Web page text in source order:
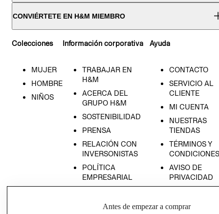
CONVIÉRTETE EN H&M MIEMBRO
Colecciones
MUJER
HOMBRE
NIÑOS
Información corporativa
TRABAJAR EN
H&M
ACERCA DEL
GRUPO H&M
SOSTENIBILIDAD
PRENSA
RELACIÓN CON
INVERSONISTAS
POLÍTICA
EMPRESARIAL
Ayuda
CONTACTO
SERVICIO AL
CLIENTE
MI CUENTA
NUESTRAS
TIENDAS
TÉRMINOS Y
CONDICIONES
AVISO DE
PRIVACIDAD
AVISO DE
Antes de empezar a comprar